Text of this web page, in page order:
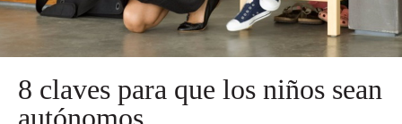
8 claves para que los niños sean
autónomos